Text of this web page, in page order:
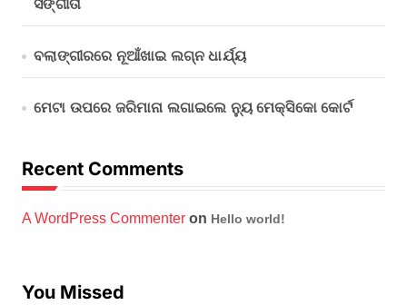
ସଙ୍ଗୀତା
ବଲାଙ୍ଗୀରରେ ନୂଆଁଖାଇ ଲଗ୍ନ ଧାର୍ଯ୍ୟ
ମେଟା ଉପରେ ଜରିମାନା ଲଗାଇଲେ ନ୍ୟୁ ମେକ୍ସିକୋ କୋର୍ଟ
Recent Comments
A WordPress Commenter on Hello world!
You Missed